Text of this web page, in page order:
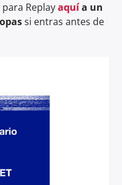
Replayaquía un
si entras antes de